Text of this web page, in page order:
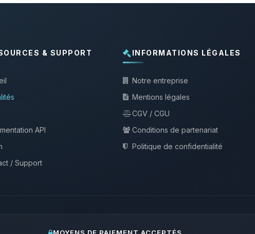
& SUPPORT
API
/ Support
INFORMATIONS LÉGALES
Notre entreprise
Mentions légales
CGV / CGU
Conditions de partenariat
Politique de confidentialité